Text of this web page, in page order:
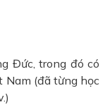
Đức, trong đó có
Nam (đã từng học